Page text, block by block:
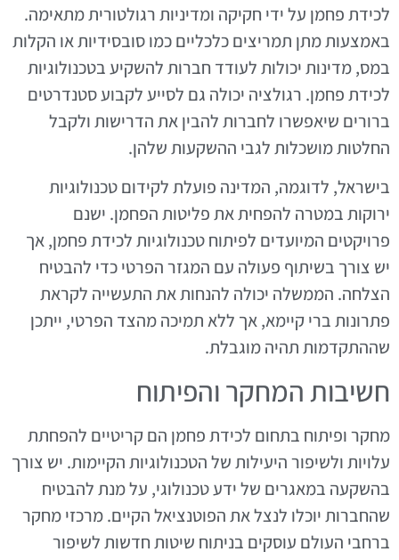
לכידת פחמן על ידי חקיקה ומדיניות רגולטורית מתאימה.
באמצעות מתן תמריצים כלכליים כמו סובסידיות או הקלות
במס, מדינות יכולות לעודד חברות להשקיע בטכנולוגיות
לכידת פחמן. רגולציה יכולה גם לסייע לקבוע סטנדרטים
ברורים שיאפשרו לחברות להבין את הדרישות ולקבל
החלטות מושכלות לגבי ההשקעות שלהן.
בישראל, לדוגמה, המדינה פועלת לקידום טכנולוגיות
ירוקות במטרה להפחית את פליטות הפחמן. ישנם
פרויקטים המיועדים לפיתוח טכנולוגיות לכידת פחמן, אך
יש צורך בשיתוף פעולה עם המגזר הפרטי כדי להבטיח
הצלחה. הממשלה יכולה להנחות את התעשייה לקראת
פתרונות ברי קיימא, אך ללא תמיכה מהצד הפרטי, ייתכן
שההתקדמות תהיה מוגבלת.
חשיבות המחקר והפיתוח
מחקר ופיתוח בתחום לכידת פחמן הם קריטיים להפחתת
עלויות ולשיפור היעילות של הטכנולוגיות הקיימות. יש צורך
בהשקעה במאגרים של ידע טכנולוגי, על מנת להבטיח
שהחברות יוכלו לנצל את הפוטנציאל הקיים. מרכזי מחקר
ברחבי העולם עוסקים בניתוח שיטות חדשות לשיפור